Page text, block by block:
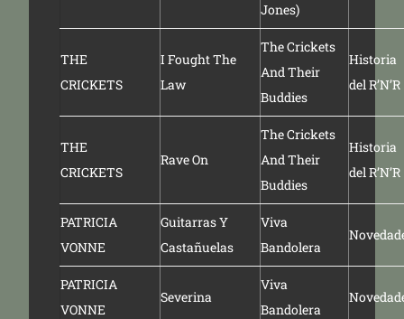
Jones)
THE
CRICKETS
I Fought The
Law
The Crickets
And Their
Buddies
Historia
del R’N’R
THE
CRICKETS
Rave On
The Crickets
And Their
Buddies
Historia
del R’N’R
PATRICIA
VONNE
Guitarras Y
Castañuelas
Viva
Bandolera
PATRICIA
VONNE
Severina
Viva
Bandolera